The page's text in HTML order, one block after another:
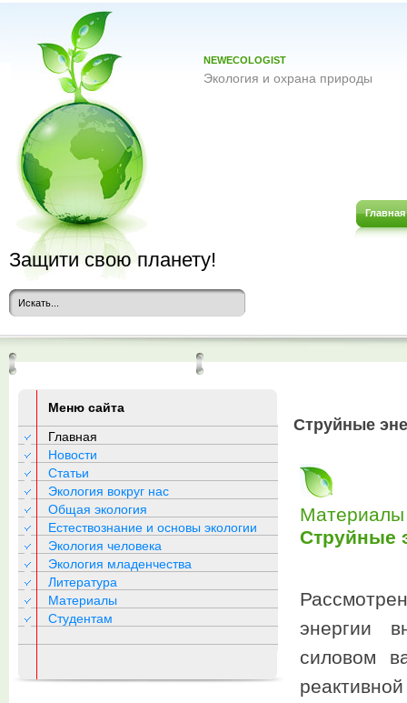
NEWECOLOGIST
Экология и охрана природы
Главная
Защити свою планету!
Меню сайта
Главная
Новости
Статьи
Экология вокруг нас
Общая экология
Естествознание и основы экологии
Экология человека
Экология младенчества
Литература
Материалы
Студентам
Струйные
Материалы
Струйные
энергии
силовом